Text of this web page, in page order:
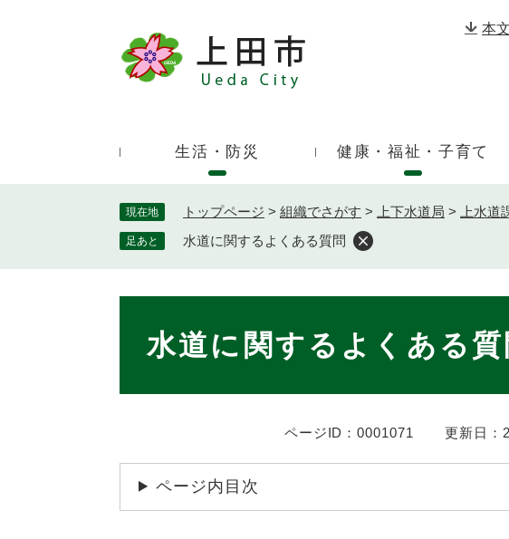
。
本
ド
生活・防災 健康・福祉・子育て
現在地 トップページ > 組織でさがす > 上下水道局 > 上水道
足あと 水道に関するよくある質問
水道に関するよくある質
ページID：0001071 更新日：
ページ内目次